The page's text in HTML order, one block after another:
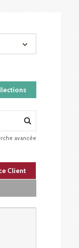
avancée
Client